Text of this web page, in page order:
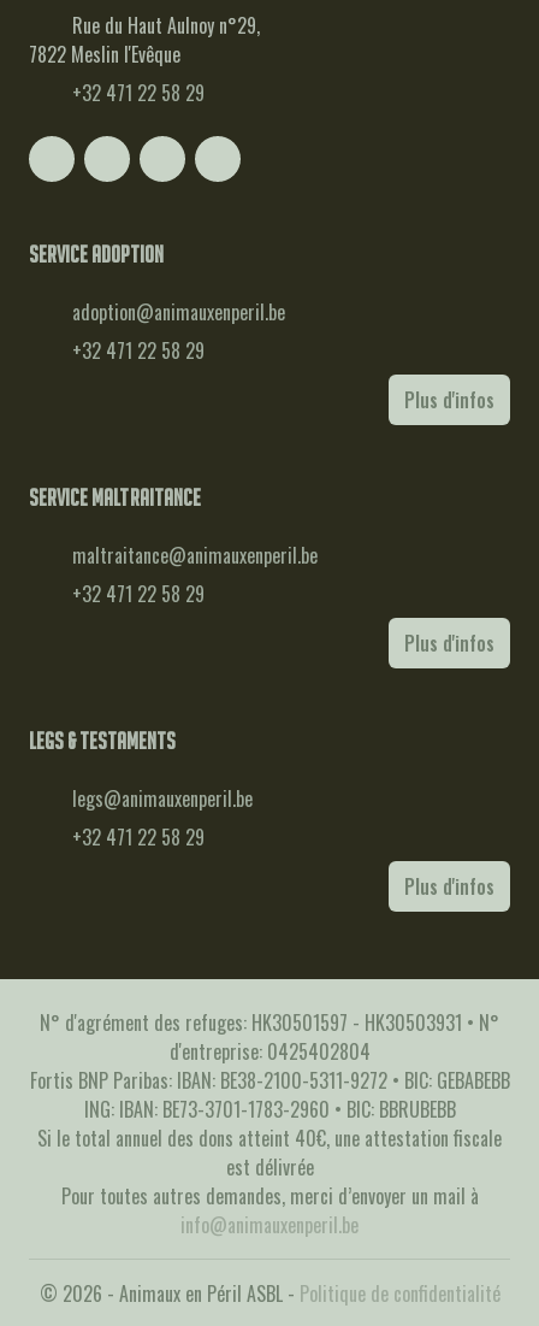
Rue du Haut Aulnoy n°29,
7822 Meslin l'Evêque
+32 471 22 58 29
Service adoption
adoption@animauxenperil.be
+32 471 22 58 29
Plus d'infos
Service maltraitance
maltraitance@animauxenperil.be
+32 471 22 58 29
Plus d'infos
Legs & testaments
legs@animauxenperil.be
+32 471 22 58 29
Plus d'infos
N° d'agrément des refuges: HK30501597 - HK30503931 • N°
d'entreprise: 0425402804
Fortis BNP Paribas: IBAN: BE38-2100-5311-9272 • BIC: GEBABEBB
ING: IBAN: BE73-3701-1783-2960 • BIC: BBRUBEBB
Si le total annuel des dons atteint 40€, une attestation fiscale
est délivrée
Pour toutes autres demandes, merci d’envoyer un mail à
info@animauxenperil.be
© 2026 - Animaux en Péril ASBL - Politique de confidentialité